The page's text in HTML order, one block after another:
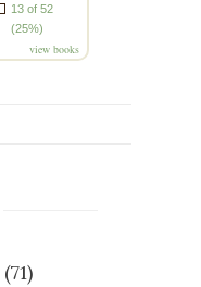
13 of 52
(25%)
view books
(71)